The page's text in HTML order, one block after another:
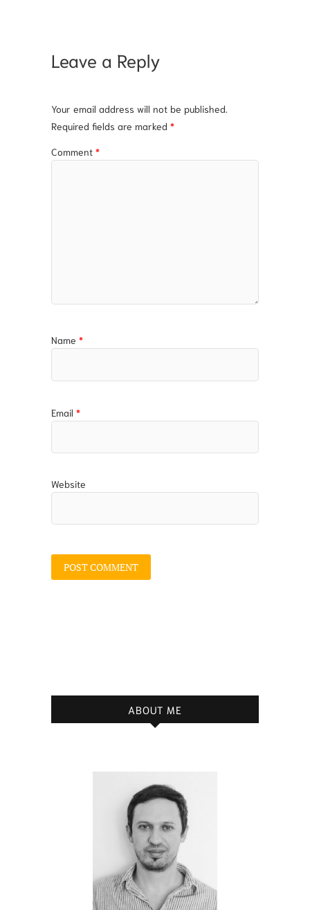
Leave a Reply
Your email address will not be published.
Required fields are marked *
Comment *
Name *
Email *
Website
ABOUT ME